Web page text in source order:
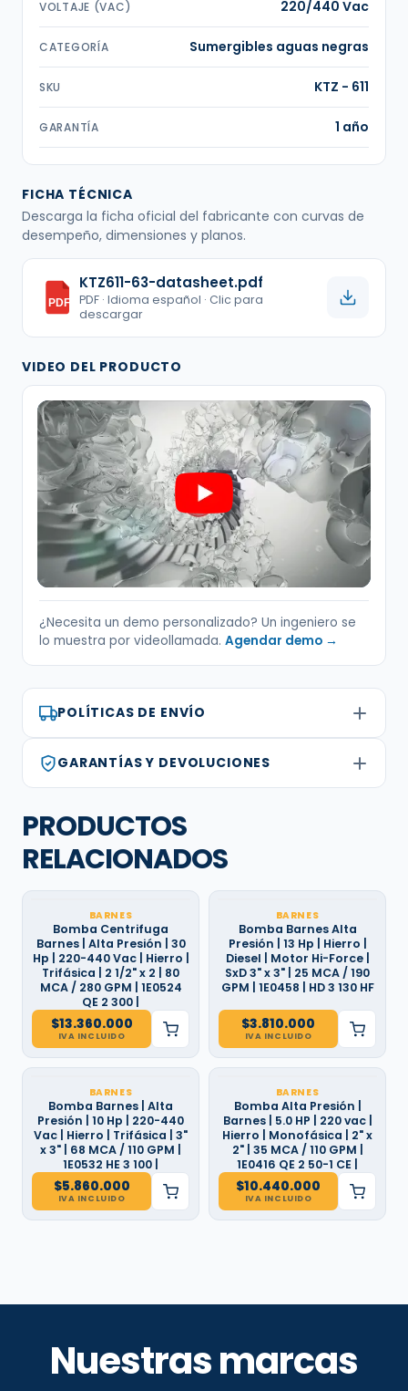
VOLTAJE (VAC) 220/440 Vac
CATEGORÍA Sumergibles aguas negras
SKU KTZ - 611
GARANTÍA 1 año
FICHA TÉCNICA
Descarga la ficha oficial del fabricante con curvas de
desempeño, dimensiones y planos.
PDF
KTZ611-63-datasheet.pdf
PDF · Idioma español · Clic para
descargar
VIDEO DEL PRODUCTO
¿Necesita un demo personalizado? Un ingeniero se
lo muestra por videollamada. Agendar demo →
POLÍTICAS DE ENVÍO
GARANTÍAS Y DEVOLUCIONES
PRODUCTOS
RELACIONADOS
BARNES
Bomba Centrifuga
Barnes | Alta Presión | 30
Hp | 220-440 Vac | Hierro |
Trifásica | 2 1/2" x 2 | 80
MCA / 280 GPM | 1E0524
QE 2 300 |
$13.360.000
IVA INCLUIDO
BARNES
Bomba Barnes Alta
Presión | 13 Hp | Hierro |
Diesel | Motor Hi-Force |
SxD 3" x 3" | 25 MCA / 190
GPM | 1E0458 | HD 3 130 HF
$3.810.000
IVA INCLUIDO
BARNES
Bomba Barnes | Alta
Presión | 10 Hp | 220-440
Vac | Hierro | Trifásica | 3"
x 3" | 68 MCA / 110 GPM |
1E0532 HE 3 100 |
$5.860.000
IVA INCLUIDO
BARNES
Bomba Alta Presión |
Barnes | 5.0 HP | 220 vac |
Hierro | Monofásica | 2" x
2" | 35 MCA / 110 GPM |
1E0416 QE 2 50-1 CE |
$10.440.000
IVA INCLUIDO
Nuestras marcas